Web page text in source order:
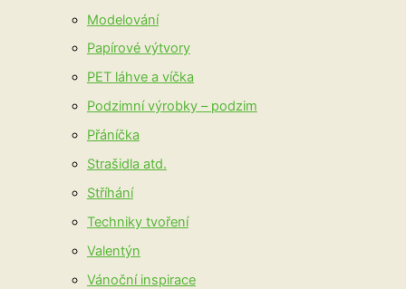
Modelování
Papírové výtvory
PET láhve a víčka
Podzimní výrobky – podzim
Přáníčka
Strašidla atd.
Stříhání
Techniky tvoření
Valentýn
Vánoční inspirace